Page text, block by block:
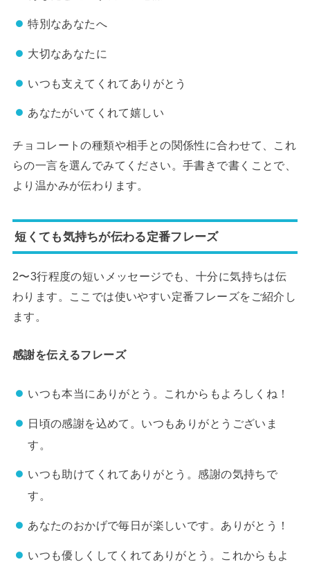
特別なあなたへ
大切なあなたに
いつも支えてくれてありがとう
あなたがいてくれて嬉しい
チョコレートの種類や相手との関係性に合わせて、これ
らの一言を選んでみてください。手書きで書くことで、
より温かみが伝わります。
短くても気持ちが伝わる定番フレーズ
2〜3行程度の短いメッセージでも、十分に気持ちは伝
わります。ここでは使いやすい定番フレーズをご紹介し
ます。
感謝を伝えるフレーズ
いつも本当にありがとう。これからもよろしくね！
日頃の感謝を込めて。いつもありがとうございま
す。
いつも助けてくれてありがとう。感謝の気持ちで
す。
あなたのおかげで毎日が楽しいです。ありがとう！
いつも優しくしてくれてありがとう。これからもよ